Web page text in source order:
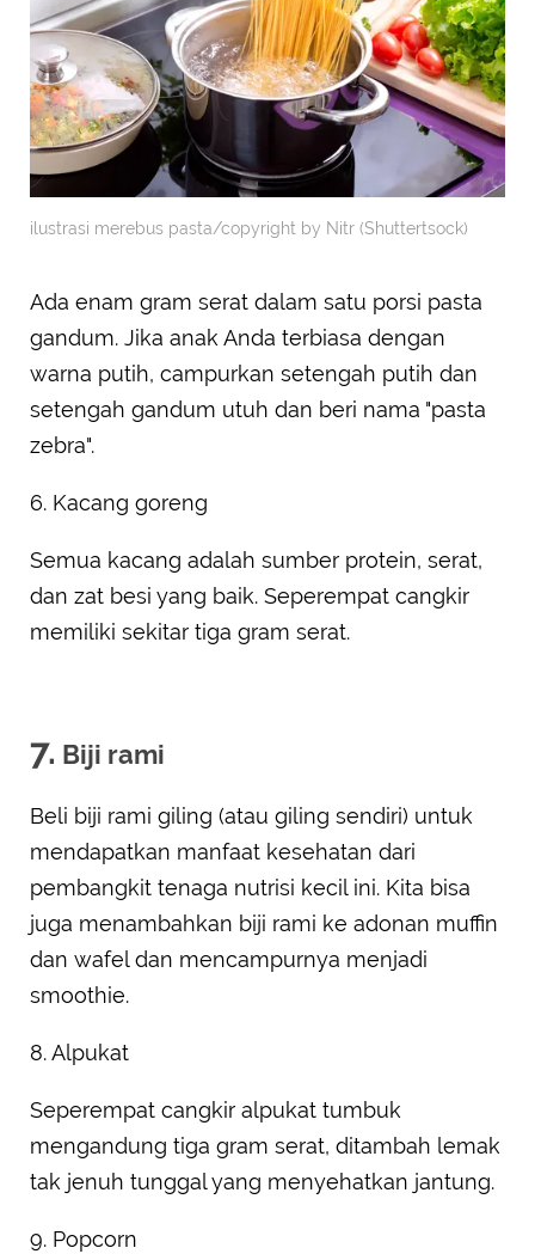
ilustrasi merebus pasta/copyright by Nitr (Shuttertsock)
Ada enam gram serat dalam satu porsi pasta
gandum. Jika anak Anda terbiasa dengan
warna putih, campurkan setengah putih dan
setengah gandum utuh dan beri nama "pasta
zebra".
6. Kacang goreng
Semua kacang adalah sumber protein, serat,
dan zat besi yang baik. Seperempat cangkir
memiliki sekitar tiga gram serat.
7. Biji rami
Beli biji rami giling (atau giling sendiri) untuk
mendapatkan manfaat kesehatan dari
pembangkit tenaga nutrisi kecil ini. Kita bisa
juga menambahkan biji rami ke adonan muffin
dan wafel dan mencampurnya menjadi
smoothie.
8. Alpukat
Seperempat cangkir alpukat tumbuk
mengandung tiga gram serat, ditambah lemak
tak jenuh tunggal yang menyehatkan jantung.
9. Popcorn